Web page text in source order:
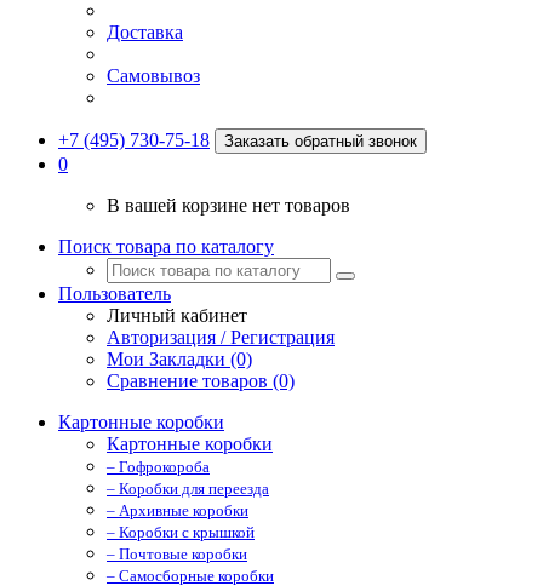
Доставка
Самовывоз
+7 (495) 730-75-18 Заказать обратный звонок
0
В вашей корзине нет товаров
Поиск товара по каталогу
Пользователь
Личный кабинет
Авторизация / Регистрация
Мои Закладки (0)
Сравнение товаров (0)
Картонные коробки
Картонные коробки
– Гофрокороба
– Коробки для переезда
– Архивные коробки
– Коробки с крышкой
– Почтовые коробки
– Самосборные коробки